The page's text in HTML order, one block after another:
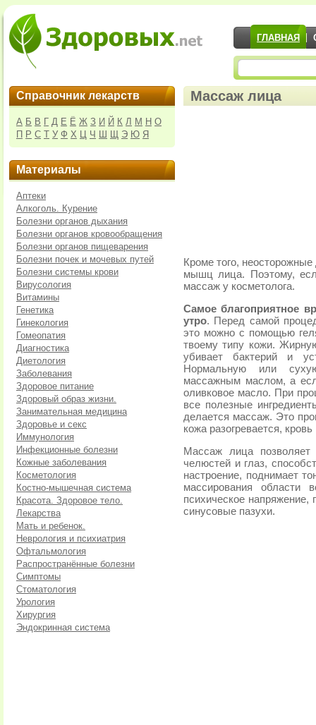
ГЛАВНАЯ
Справочник лекарств
А Б В Г Д Е Ё Ж З И Й К Л М Н О
П Р С Т У Ф Х Ц Ч Ш Щ Э Ю Я
Материалы
Аптеки
Алкоголь. Курение
Болезни органов дыхания
Болезни органов кровообращения
Болезни органов пищеварения
Болезни почек и мочевых путей
Болезни системы крови
Вирусология
Витамины
Генетика
Гинекология
Гомеопатия
Диагностика
Диетология
Заболевания
Здоровое питание
Здоровый образ жизни.
Занимательная медицина
Здоровье и секс
Иммунология
Инфекционные болезни
Кожные заболевания
Косметология
Костно-мышечная система
Красота. Здоровое тело.
Лекарства
Мать и ребенок.
Неврология и психиатрия
Офтальмология
Распространённые болезни
Симптомы
Стоматология
Урология
Хирургия
Эндокринная система
Массаж лица
Кроме того,
мышц лица. Поэтому,
массаж у косметолога.
Самое благоприятное
утро. Перед самой
это можно с помощью
твоему типу кожи.
убивает бактерий и
Нормальную или
массажным маслом, а
оливковое масло. При
все полезные
делается массаж. Это
кожа разогревается,
Массаж лица
челюстей и глаз,
настроение, поднимает
массирования области
психическое напряжение,
синусовые пазухи.